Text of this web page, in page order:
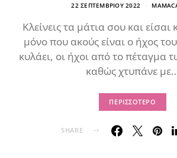
22 ΣΕΠΤΕΜΒΡΊΟΥ 2022
Κλείνεις τα μάτια σου και
μόνο που ακούς είναι ο ήχος
κυλάει, οι ήχοι από το πέταγμα
καθώς χτυπάνε
ΠΕΡΙΣΣΌΤΕΡΟ
SHARE